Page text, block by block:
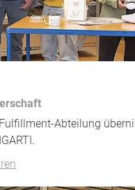
Abteilung